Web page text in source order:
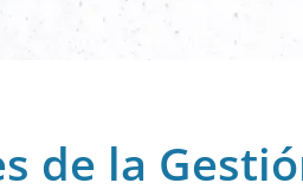
Obtenga una visión general de 360
flota de vehículos.
Car Sharing Público
Los operadores de car sharing quieren
de la